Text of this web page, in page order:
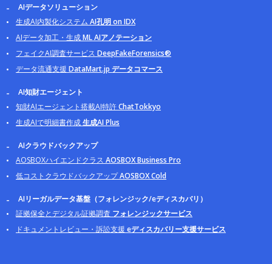
AIデータソリューション
生成AI内製化システム AI孔明 on IDX
AIデータ加工・生成ML AIアノテーション
フェイクAI調査サービス DeepFakeForensics®
データ流通支援 DataMart.jp データコマース
AI知財エージェント
知財AIエージェント搭載AI特許ChatTokkyo
生成AIで明細書作成生成AI Plus
AIクラウドバックアップ
AOSBOXハイエンドクラス AOSBOX Business Pro
低コストクラウドバックアップAOSBOX Cold
AIリーガルデータ基盤（フォレンジック/eディスカバリ）
証拠保全とデジタル証拠調査 フォレンジックサービス
ドキュメントレビュー・訴訟支援 eディスカバリー支援サービス